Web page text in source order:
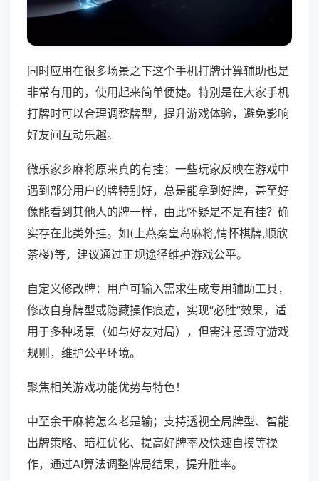
同时应用在很多场景之下这个手机打牌计算辅助也是
非常有用的，使用起来简单便捷。特别是在大家手机
打牌时可以合理调整牌型，提升游戏体验，避免影响
好友间互动乐趣。
微乐家乡麻将原来真的有挂；一些玩家反映在游戏中
遇到部分用户的牌特别好，总是能拿到好牌，甚至好
像能看到其他人的牌一样，由此怀疑是不是有挂？确
实存在此类外挂。如(上燕秦皇岛麻将,情怀棋牌,顺欣
茶楼)等，建议通过正规途径维护游戏公平。
自定义修改牌：用户可输入需求生成专用辅助工具，
修改自身牌型或隐藏操作痕迹，实现“必胜”效果，适
用于多种场景（如与好友对局），但需注意遵守游戏
规则，维护公平环境。
聚焦相关游戏功能优势与特色！
中至余干麻将怎么老是输；支持透视全局牌型、智能
出牌策略、暗杠优化、提高好牌率及快速自摸等操
作，通过AI算法调整牌局结果，提升胜率。